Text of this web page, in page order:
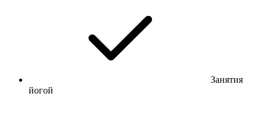
Занятия
йогой